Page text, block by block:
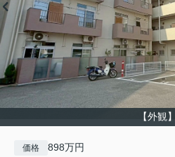
【外観】
価格 898万円